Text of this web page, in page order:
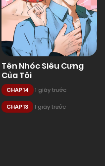
Tên Nhóc Siêu Cưng
Của Tôi
CHAP 14 1 giây trước
CHAP 13 1 giây trước